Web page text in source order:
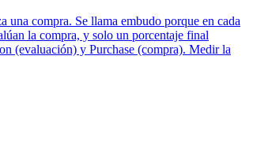
una compra. Se llama embudo porque en cada
la compra, y solo un porcentaje final
(evaluación) y Purchase (compra). Medir la